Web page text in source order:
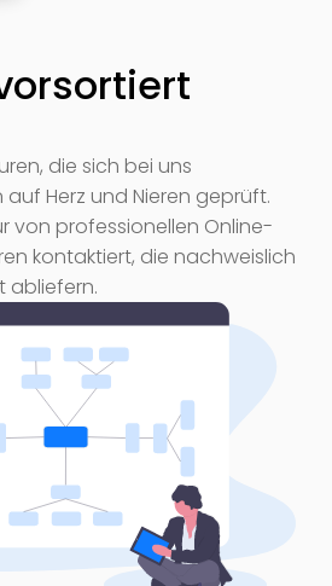
die sich bei uns
Herz und Nieren geprüft.
von professionellen Online-
kontaktiert, die nachweislich
abliefern.